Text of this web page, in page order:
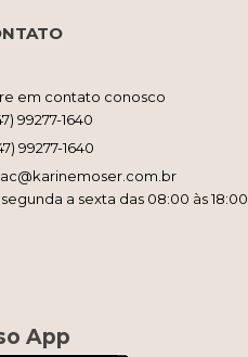
em contato conosco
99277-1640
99277-1640
a sexta das 08:00 às 18:00
App